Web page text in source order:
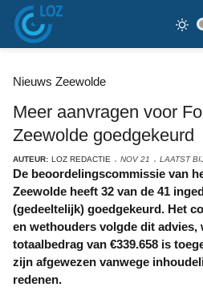
Nieuws Zeewolde
Meer aanvragen voor
Zeewolde goedgekeurd
AUTEUR: LOZ REDACTIE NOV 21 LAATST
De beoordelingscommissie van het Fonds Windpark
Zeewolde heeft 32 van de 41
(gedeeltelijk) goedgekeurd. Het
en wethouders volgde dit advies,
totaalbedrag van €339.658 is
zijn afgewezen vanwege
redenen.